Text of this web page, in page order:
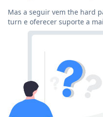
Mas a seguir vem the hard
turn e oferecer suporte a